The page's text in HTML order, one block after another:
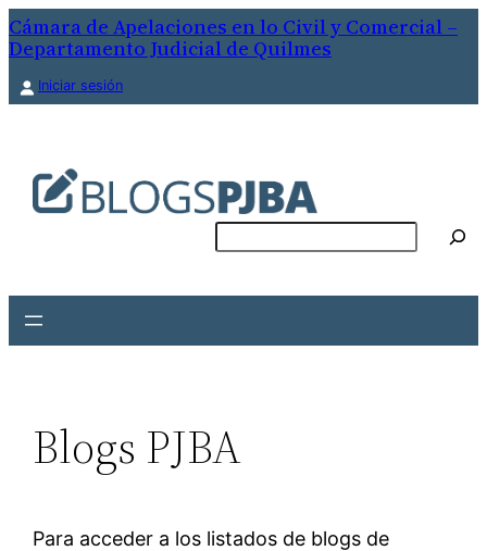
Cámara de Apelaciones en lo Civil y Comercial –
Departamento Judicial de Quilmes
Iniciar sesión
Blogs PJBA
Para acceder a los listados de blogs de